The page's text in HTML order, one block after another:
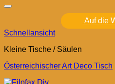
Auf die
Schnellansicht
Kleine Tische / Säulen
Österreichischer Art Deco Tisch